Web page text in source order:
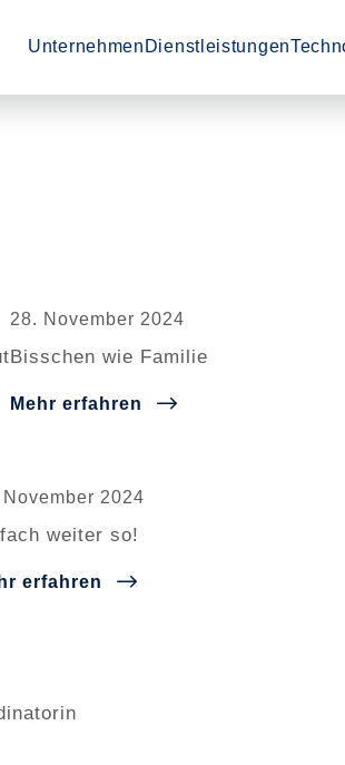
Unternehmen Dienstleistungen
28. November 2024
Bisschen wie Familie
Mehr erfahren
November 2024
weiter so!
erfahren